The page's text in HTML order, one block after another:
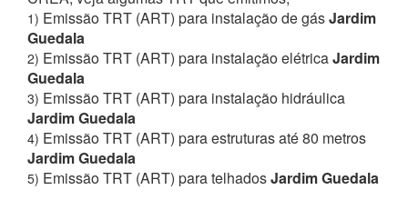
1) Emissão TRT (ART) para instalação de gásJardim
Guedala
2) Emissão TRT (ART) para instalação elétricaJardim
Guedala
3) Emissão TRT (ART) para instalação hidráulica
Jardim Guedala
4) Emissão TRT (ART) para estruturas até 80 metros
Jardim Guedala
5) Emissão TRT (ART) para telhadosJardim Guedala